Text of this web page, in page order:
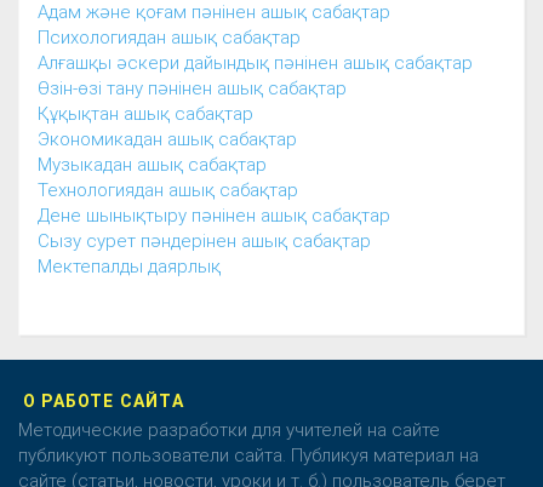
Адам және қоғам пәнінен ашық сабақтар
Психологиядан ашық сабақтар
Алғашқы әскери дайындық пәнінен ашық сабақтар
Өзін-өзі тану пәнінен ашық сабақтар
Құқықтан ашық сабақтар
Экономикадан ашық сабақтар
Музыкадан ашық сабақтар
Технологиядан ашық сабақтар
Дене шынықтыру пәнінен ашық сабақтар
Сызу сурет пәндерінен ашық сабақтар
Мектепалды даярлық
О РАБОТЕ САЙТА
Методические разработки для учителей на сайте
публикуют пользователи сайта. Публикуя материал на
сайте (статьи, новости, уроки и т. б.) пользователь берет